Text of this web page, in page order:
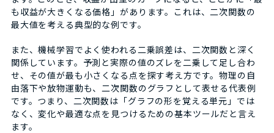
も収益が大きくなる価格」があります。これは、二次関数の
最大値を考える典型的な例です。
また、機械学習でよく使われる二乗誤差は、二次関数と深く
関係しています。予測と実際の値のズレを二乗して足し合わ
せ、その値が最も小さくなる点を探す考え方です。物理の自
由落下や放物運動も、二次関数のグラフとして表せる代表例
です。つまり、二次関数は「グラフの形を覚える単元」では
なく、変化や最適な点を見つけるための基本ツールだと言え
ます。